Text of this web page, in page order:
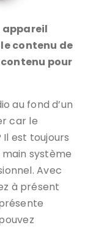
appareil
contenu de
pour
au fond d’un
car le
est toujours
système
Avec
à présent